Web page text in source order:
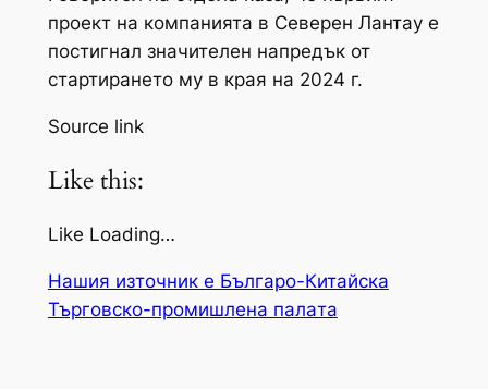
проект на компанията в Северен Лантау е
постигнал значителен напредък от
стартирането му в края на 2024 г.
Source link
Like this:
Like Loading…
Нашия източник е Българо-Китайска
Търговско-промишлена палaта